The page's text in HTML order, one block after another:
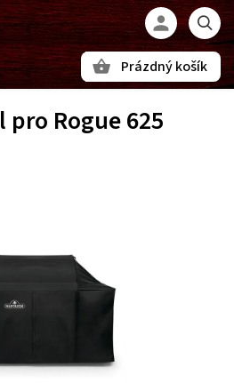
Prázdný košík
pro Rogue 625